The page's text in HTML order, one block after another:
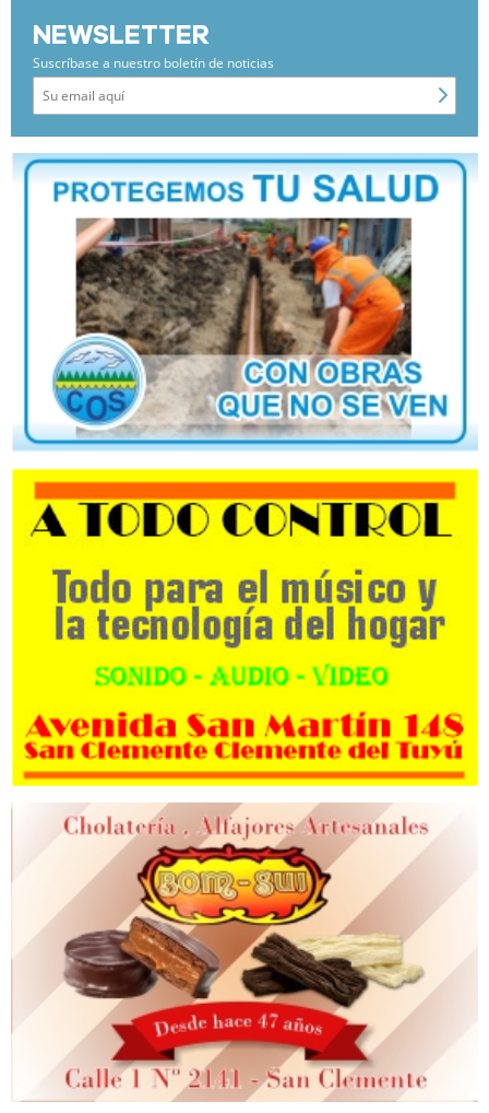
NEWSLETTER
Suscríbase a nuestro boletín de noticias